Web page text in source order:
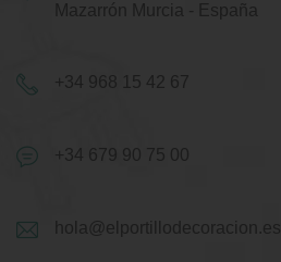
Mazarrón
Murcia - España
+34 968 15 42 67
+34 679 90 75 00
hola@elportillodecoracion.es